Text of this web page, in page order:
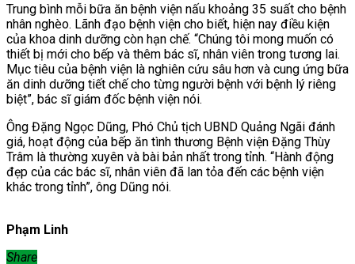
Trung bình mỗi bữa ăn bệnh viện nấu khoảng 35 suất cho bệnh
nhân nghèo. Lãnh đạo bệnh viện cho biết, hiện nay điều kiện
của khoa dinh dưỡng còn hạn chế. “Chúng tôi mong muốn có
thiết bị mới cho bếp và thêm bác sĩ, nhân viên trong tương lai.
Mục tiêu của bệnh viện là nghiên cứu sâu hơn và cung ứng bữa
ăn dinh dưỡng tiết chế cho từng người bệnh với bệnh lý riêng
biệt”, bác sĩ giám đốc bệnh viện nói.
Ông Đặng Ngọc Dũng, Phó Chủ tịch UBND Quảng Ngãi đánh
giá, hoạt động của bếp ăn tình thương Bệnh viện Đặng Thùy
Trâm là thường xuyên và bài bản nhất trong tỉnh. “Hành động
đẹp của các bác sĩ, nhân viên đã lan tỏa đến các bệnh viện
khác trong tỉnh”, ông Dũng nói.
Phạm Linh
Share